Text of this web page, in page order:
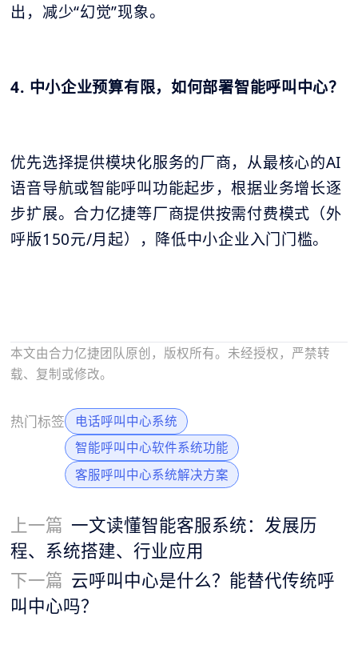
出，减少“幻觉”现象。
4. 中小企业预算有限，如何部署智能呼叫中心？
优先选择提供模块化服务的厂商，从最核心的AI
语音导航或智能呼叫功能起步，根据业务增长逐
步扩展。合力亿捷等厂商提供按需付费模式（外
呼版150元/月起），降低中小企业入门门槛。
本文由合力亿捷团队原创，版权所有。未经授权，严禁转
载、复制或修改。
热门标签
电话呼叫中心系统
智能呼叫中心软件系统功能
客服呼叫中心系统解决方案
上一篇 一文读懂智能客服系统：发展历
程、系统搭建、行业应用
下一篇 云呼叫中心是什么？能替代传统呼
叫中心吗？